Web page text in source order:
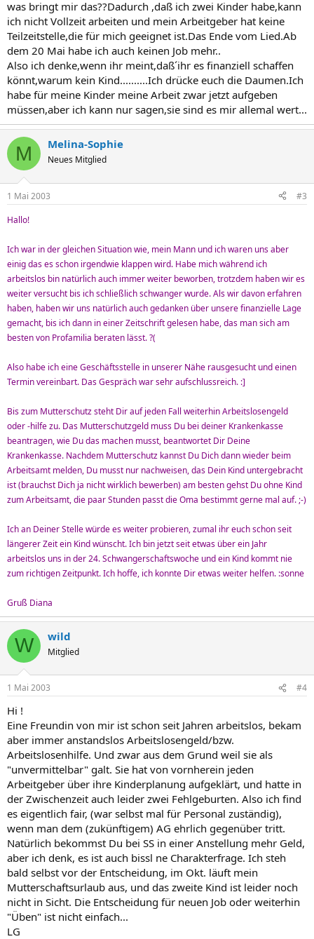
was bringt mir das??Dadurch ,daß ich zwei Kinder habe,kann
ich nicht Vollzeit arbeiten und mein Arbeitgeber hat keine
Teilzeitstelle,die für mich geeignet ist.Das Ende vom Lied.Ab
dem 20 Mai habe ich auch keinen Job mehr..
Also ich denke,wenn ihr meint,daß´ihr es finanziell schaffen
könnt,warum kein Kind..........Ich drücke euch die Daumen.Ich
habe für meine Kinder meine Arbeit zwar jetzt aufgeben
müssen,aber ich kann nur sagen,sie sind es mir allemal wert...
M Melina-Sophie
Neues Mitglied
1 Mai 2003
#3
Hallo!
Ich war in der gleichen Situation wie, mein Mann und ich waren uns aber
einig das es schon irgendwie klappen wird. Habe mich während ich
arbeitslos bin natürlich auch immer weiter beworben, trotzdem haben wir es
weiter versucht bis ich schließlich schwanger wurde. Als wir davon erfahren
haben, haben wir uns natürlich auch gedanken über unsere finanzielle Lage
gemacht, bis ich dann in einer Zeitschrift gelesen habe, das man sich am
besten von Profamilia beraten lässt. ?(
Also habe ich eine Geschäftsstelle in unserer Nähe rausgesucht und einen
Termin vereinbart. Das Gespräch war sehr aufschlussreich. :]
Bis zum Mutterschutz steht Dir auf jeden Fall weiterhin Arbeitslosengeld
oder -hilfe zu. Das Mutterschutzgeld muss Du bei deiner Krankenkasse
beantragen, wie Du das machen musst, beantwortet Dir Deine
Krankenkasse. Nachdem Mutterschutz kannst Du Dich dann wieder beim
Arbeitsamt melden, Du musst nur nachweisen, das Dein Kind untergebracht
ist (brauchst Dich ja nicht wirklich bewerben) am besten gehst Du ohne Kind
zum Arbeitsamt, die paar Stunden passt die Oma bestimmt gerne mal auf. ;-)
Ich an Deiner Stelle würde es weiter probieren, zumal ihr euch schon seit
längerer Zeit ein Kind wünscht. Ich bin jetzt seit etwas über ein Jahr
arbeitslos uns in der 24. Schwangerschaftswoche und ein Kind kommt nie
zum richtigen Zeitpunkt. Ich hoffe, ich konnte Dir etwas weiter helfen. :sonne
Gruß Diana
W wild
Mitglied
1 Mai 2003 #4
Hi !
Eine Freundin von mir ist schon seit Jahren arbeitslos, bekam
aber immer anstandslos Arbeitslosengeld/bzw.
Arbeitslosenhilfe. Und zwar aus dem Grund weil sie als
"unvermittelbar" galt. Sie hat von vornherein jeden
Arbeitgeber über ihre Kinderplanung aufgeklärt, und hatte in
der Zwischenzeit auch leider zwei Fehlgeburten. Also ich find
es eigentlich fair, (war selbst mal für Personal zuständig),
wenn man dem (zukünftigem) AG ehrlich gegenüber tritt.
Natürlich bekommst Du bei SS in einer Anstellung mehr Geld,
aber ich denk, es ist auch bissl ne Charakterfrage. Ich steh
bald selbst vor der Entscheidung, im Okt. läuft mein
Mutterschaftsurlaub aus, und das zweite Kind ist leider noch
nicht in Sicht. Die Entscheidung für neuen Job oder weiterhin
"Üben" ist nicht einfach...
LG